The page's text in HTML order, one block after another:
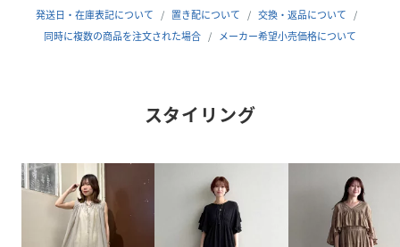
【持ち手部分】プラスチック
867657-52-09 RW0636 )
発送日・在庫表記について 置き配について
交換・返品について
同時に複数の商品を注文された場合
メーカー希望小売価格について
スタイリング